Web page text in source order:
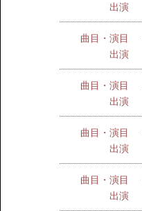
出演
曲目・演目
出演
曲目・演目
出演
曲目・演目
出演
曲目・演目
出演